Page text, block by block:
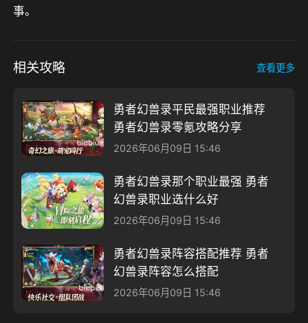
事。
相关攻略 查看更多
勇者幻兽录平民最强职业推荐
勇者幻兽录零氪攻略分享
2026年06月09日 15:46
勇者幻兽录那个职业最强 勇者
幻兽录职业选什么好
2026年06月09日 15:46
勇者幻兽录阵容搭配推荐 勇者
幻兽录阵容怎么搭配
2026年06月09日 15:46